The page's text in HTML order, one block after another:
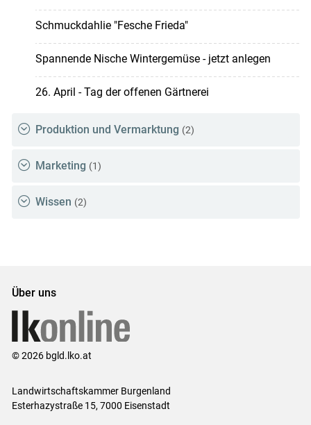
Schmuckdahlie "Fesche Frieda"
Spannende Nische Wintergemüse - jetzt anlegen
26. April - Tag der offenen Gärtnerei
Produktion und Vermarktung (2)
Marketing (1)
Wissen (2)
Über uns
© 2026 bgld.lko.at
Landwirtschaftskammer Burgenland
Esterhazystraße 15, 7000 Eisenstadt